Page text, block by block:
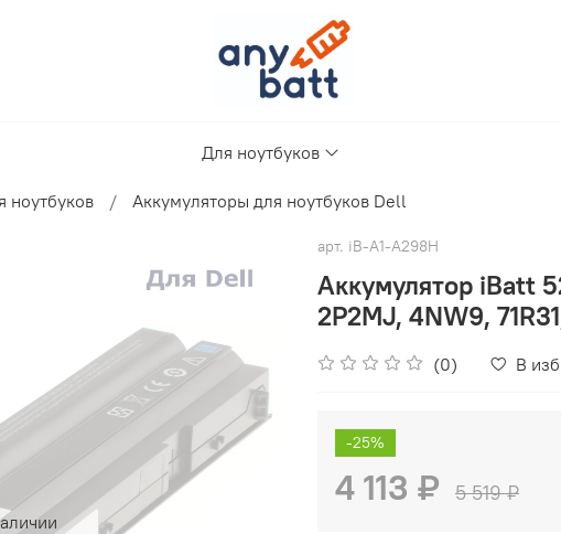
Для ноутбуков
ноутбуков Аккумуляторы для ноутбуков Dell
арт. iB-A1-A298H
Аккумулятор iBatt
2P2MJ, 4NW9,
(0) В
-25%
4 113 ₽ 5 519 ₽